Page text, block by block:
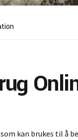
som kan brukes til